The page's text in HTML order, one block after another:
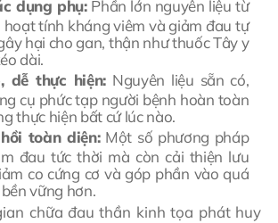
dụng phụ:Phần lớn nguyên liệu từ
hoạt tính kháng viêm và giảm đau tự
hại cho gan, thận như thuốc Tây y
dài.
dễ thực hiện:Nguyên liệu sẵn có,
cụ phức tạp người bệnh hoàn toàn
thực hiện bất cứ lúc nào.
toàn diện:Một số phương pháp
đau tức thời mà còn cải thiện lưu
co cứng cơ và góp phần vào quá
vững hơn.
chữa đau thần kinh tọa phát huy